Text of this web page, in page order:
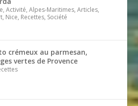
Activité, Alpes-Maritimes, Articles,
Nice, Recettes, Société
crémeux au parmesan,
vertes de Provence